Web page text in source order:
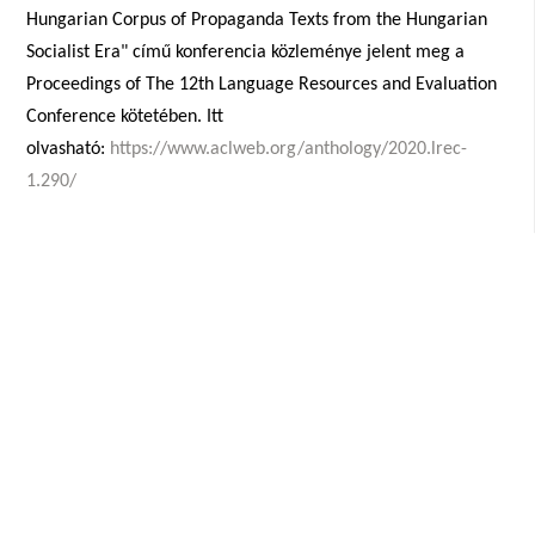
Hungarian Corpus of Propaganda Texts from the Hungarian
Socialist Era" című konferencia közleménye jelent meg a
Proceedings of The 12th Language Resources and Evaluation
Conference kötetében. Itt
olvasható: https://www.aclweb.org/anthology/2020.lrec-
1.290/